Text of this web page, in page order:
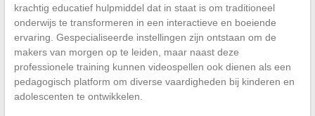
krachtig educatief hulpmiddel dat in staat is om traditioneel
onderwijs te transformeren in een interactieve en boeiende
ervaring. Gespecialiseerde instellingen zijn ontstaan om de
makers van morgen op te leiden, maar naast deze
professionele training kunnen videospellen ook dienen als een
pedagogisch platform om diverse vaardigheden bij kinderen en
adolescenten te ontwikkelen.